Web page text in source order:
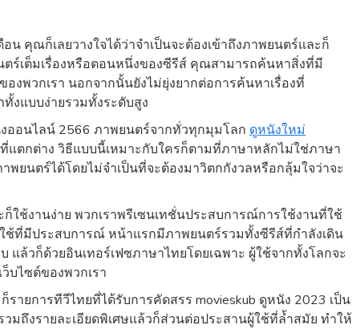
น คุณก็เลยวางใจได้ว่าจำเป็นจะต้องเข้าถึงภาพยนตร์และก็
ตร์เต็มเรื่องหรือตอนหนึ่งของซีรีส์ คุณสามารถค้นหาสิ่งที่มี
งพวกเรา นอกจากนั้นยังไม่ยุ่งยากต่อการค้นหาเรื่องที่
งแบบง่ายรวมทั้งระดับสูง
ออนไลน์ 2566 ภาพยนตร์จากทั่วทุกมุมโลก ดูหนังใหม่
ตกต่าง วิธีแบบนี้เหมาะกับใครก็ตามที่ภาษาหลักไม่ใช่ภาษา
พยนตร์ได้โดยไม่จำเป็นที่จะต้องมาวิตกกังวลหรือกลุ้มใจว่าจะ
ใช้งานง่าย พวกเราพรีเซนเทชั่นประสบการณ์การใช้งานที่ใช้
ช้ที่มีประสบการณ์ หน้าแรกมีภาพยนตร์รวมทั้งซีรีส์ที่กำลังเดิน
ล้วก็ด้วยอินเทอร์เฟซภาษาไทยโดยเฉพาะ ผู้ใช้จากทั้งโลกจะ
บไซต์ของพวกเรา
ายการทีวีไทยที่ได้รับการคัดสรร movieskub ดูหนัง 2023 เป็น
มถึงรายละเอียดพิเศษแล้วก็ส่วนต่อประสานผู้ใช้ที่ล้ำสมัย ทำให้